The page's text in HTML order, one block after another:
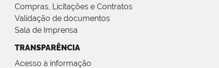
Compras, Licitações e Contratos
Validação de documentos
Sala de Imprensa
TRANSPARÊNCIA
Acesso à informação